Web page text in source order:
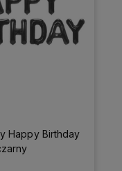
Happy Birthday